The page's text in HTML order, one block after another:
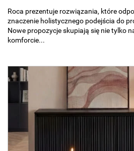
Roca prezentuje rozwiązania, które
znaczenie holistycznego podejścia do
Nowe propozycje skupiają się nie tylko
komforcie...